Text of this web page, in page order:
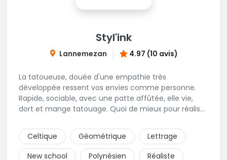
Styl'ink
Lannemezan 4.97 (10 avis)
La tatoueuse, douée d'une empathie très
développée ressent vos envies comme personne.
Rapide, sociable, avec une patte affûtée, elle vie,
dort et mange tatouage. Quoi de mieux pour réaliser
Celtique
Géométrique
Lettrage
New school
Polynésien
Réaliste